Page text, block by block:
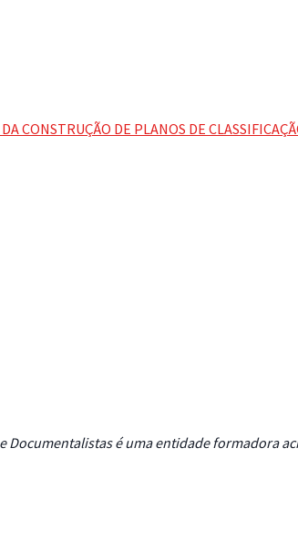
CONSTRUÇÃO DE PLANOS DE
Documentalistas é uma entidade formadora